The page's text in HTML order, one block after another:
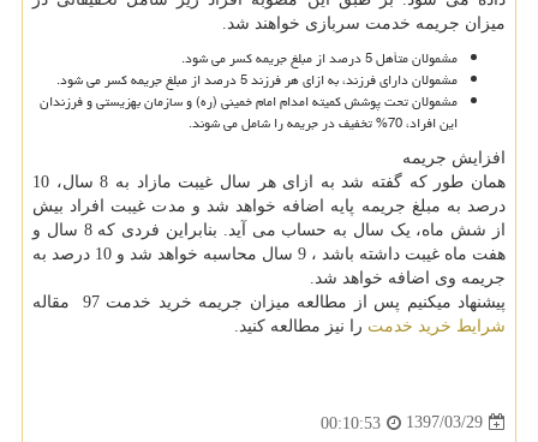
میزان جریمه خدمت سربازی خواهند شد.
مشمولان متأهل 5 درصد از مبلغ جریمه کسر می شود.
مشمولان دارای فرزند، به ازای هر فرزند 5 درصد از مبلغ جریمه کسر می شود.
مشمولان تحت پوشش کمیته امدام امام خمینی (ره) و سازمان بهزیستی و فرزندان
این افراد، 70% تخفیف در جریمه را شامل می شوند.
افزایش جریمه
همان طور که گفته شد به ازای هر سال غیبت مازاد به 8 سال، 10
درصد به مبلغ جریمه پایه اضافه خواهد شد و مدت غیبت افراد بیش
از شش ماه، یک سال به حساب می آید. بنابراین فردی که 8 سال و
هفت ماه غیبت داشته باشد ، 9 سال محاسبه خواهد شد و 10 درصد به
جریمه وی اضافه خواهد شد.
پیشنهاد میکنیم پس از مطالعه میزان جریمه خرید خدمت 97 مقاله
شرایط خرید خدمت را نیز مطالعه کنید.
1397/03/29
00:10:53